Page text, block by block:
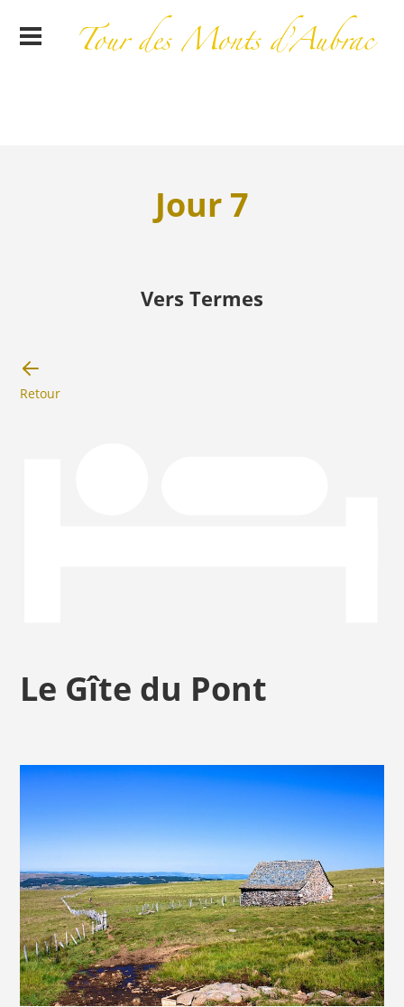
Jour 7
Vers Termes
Retour
Le Gîte du Pont